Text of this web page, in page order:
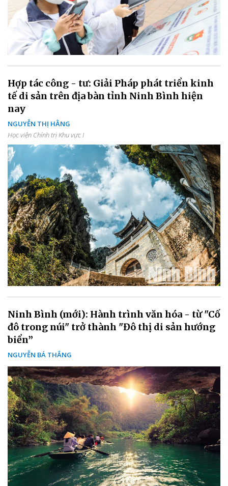
Hợp tác công - tư: Giải Pháp phát triển kinh
tế di sản trên địa bàn tỉnh Ninh Bình hiện
nay
NGUYỄN THỊ HẰNG
Học viện Chính trị Khu vực I
Ninh Bình (mới): Hành trình văn hóa - từ "Cố
đô trong núi" trở thành "Đô thị di sản hướng
biển”
NGUYỄN BÁ THẮNG